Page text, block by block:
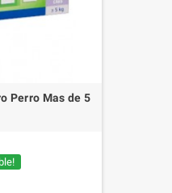
Perro Mas de 5